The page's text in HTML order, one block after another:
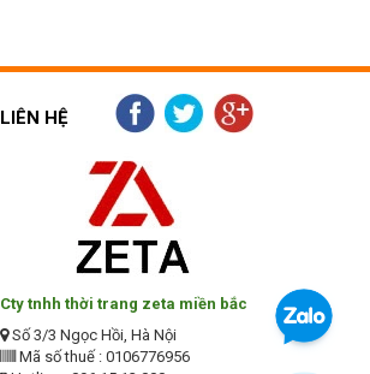
LIÊN HỆ
Cty tnhh thời trang zeta miền bắc
Số 3/3 Ngọc Hồi, Hà Nội
Mã số thuế : 0106776956